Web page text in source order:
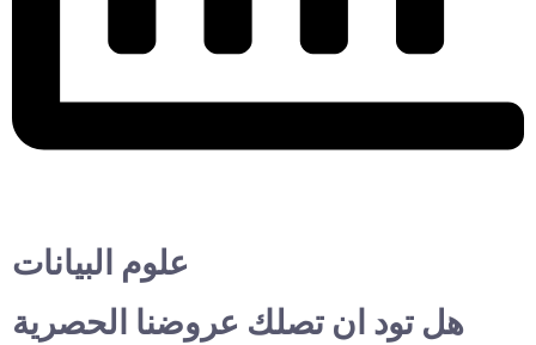
علوم البيانات
هل تود ان تصلك عروضنا الحصرية